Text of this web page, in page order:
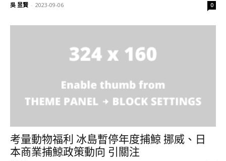
吳 昱賢 - 2023-09-06 0
考量動物福利 冰島暫停年度捕鯨 挪威、日
本商業捕鯨政策動向 引關注